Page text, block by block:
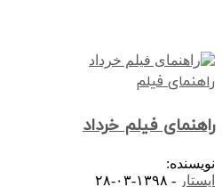
راهنمای فیلم
راهنمای فیلم خرداد
نویسنده:
ایستار - ۱۳۹۸-۰۳-۲۸